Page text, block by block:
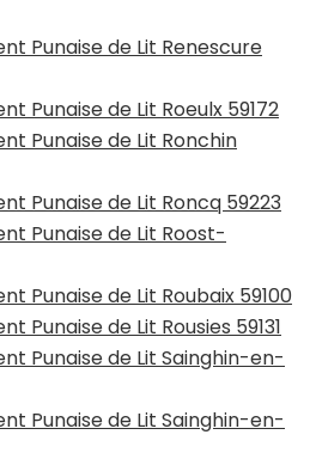
Punaise de Lit Renescure
Punaise de Lit Roeulx 59172
Punaise de Lit Ronchin
Punaise de Lit Roncq 59223
Punaise de Lit Roost-
Punaise de Lit Roubaix 59100
Punaise de Lit Rousies 59131
Punaise de Lit Sainghin-en-
Punaise de Lit Sainghin-en-